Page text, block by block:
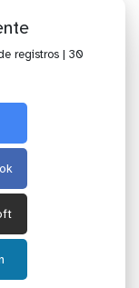
registros | 30